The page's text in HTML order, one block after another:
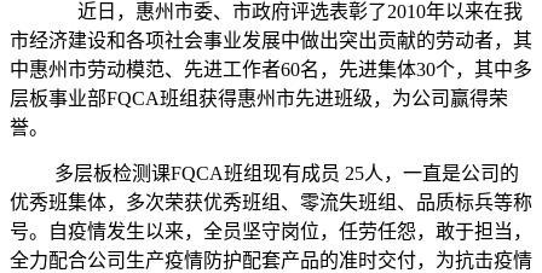
近日，惠州市委、市政府评选表彰了2010年以来在我
市经济建设和各项社会事业发展中做出突出贡献的劳动者，其
中惠州市劳动模范、先进工作者60名，先进集体30个，其中多
层板事业部FQCA班组获得惠州市先进班级，为公司赢得荣
誉。
多层板检测课FQCA班组现有成员 25人，一直是公司的
优秀班集体，多次荣获优秀班组、零流失班组、品质标兵等称
号。自疫情发生以来，全员坚守岗位，任劳任怨，敢于担当，
全力配合公司生产疫情防护配套产品的准时交付，为抗击疫情